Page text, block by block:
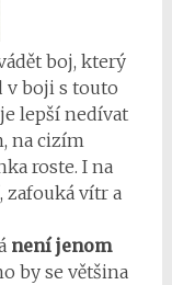
boj, který
v boji s touto
lepší nedívat
na cizím
roste. I na
vítr a
není jenom
by se většina